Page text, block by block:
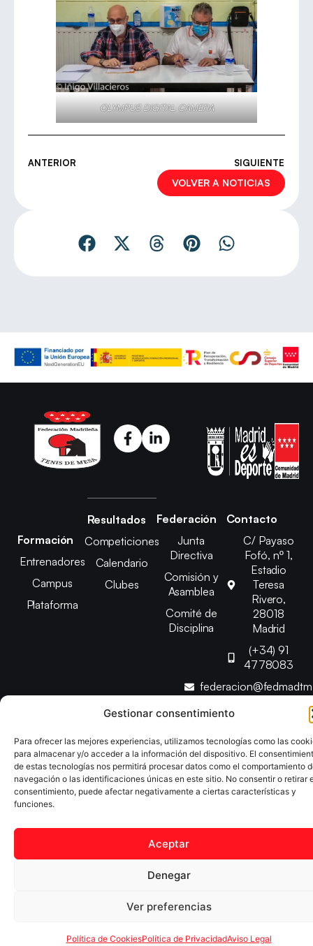
Gestionar consentimiento
Para ofrecer las mejores experiencias, utilizamos tecnologías como las
para almacenar y/o acceder a la información del dispositivo. El
de estas tecnologías nos permitirá procesar datos como el comportamiento
navegación o las identificaciones únicas en este sitio. No consentir o retirar
consentimiento, puede afectar negativamente a ciertas características y
funciones.
Aceptar
Denegar
Ver preferencias
Política de CookiesPolítica de PrivacidadAviso Legal
OLYMPUS DIGITAL CAMERA
ANTERIOR SIGUIENTE
VOLVER A NOTICIAS
Formación
Entrenadores
Campus
Plataforma
Resultados
Competiciones
Calendario
Clubes
Federación
Junta
Directiva
Comisión y
Asamblea
Comité de
Disciplina
Contacto
C/ Payaso
Fofó, nº 1,
Estadio
Teresa
Rivero,
28018
Madrid
(+34) 91
4778083
Desarrollado porTOOOLS
Aviso LegalPolítica de CookiesPolítica de Privacidad
Declaración de Accesibilidad